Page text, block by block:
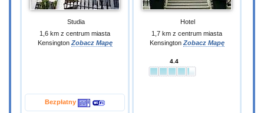
Studia
1,6 km z centrum miasta
Kensington Zobacz Mapę
Bezpłatny
Hotel
1,7 km z centrum miasta
Kensington Zobacz Mapę
4.4